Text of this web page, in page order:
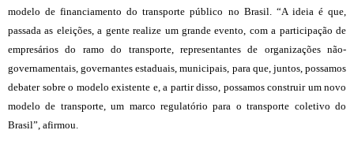
modelo de financiamento do transporte público no Brasil. “A ideia é que,
passada as eleições, a gente realize um grande evento, com a participação de
empresários do ramo do transporte, representantes de organizações não-
governamentais, governantes estaduais, municipais, para que, juntos, possamos
debater sobre o modelo existente e, a partir disso, possamos construir um novo
modelo de transporte, um marco regulatório para o transporte coletivo do
Brasil”, afirmou.